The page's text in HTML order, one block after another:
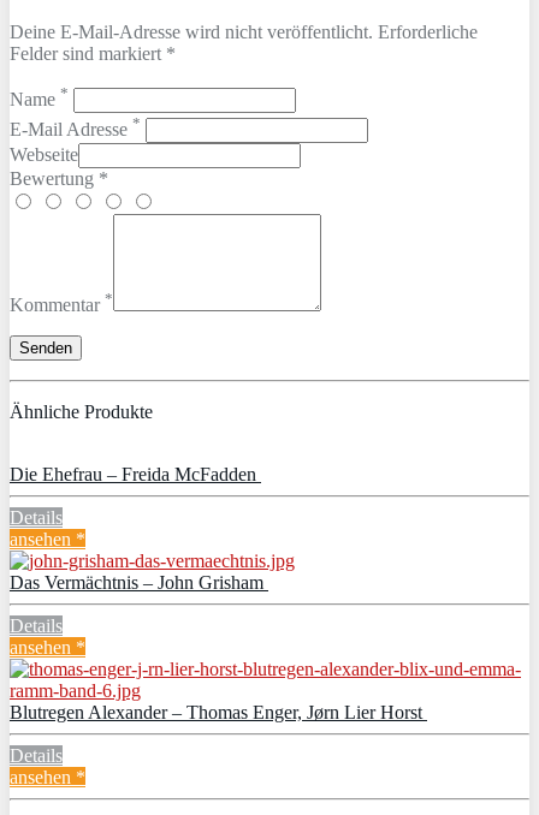
Deine E-Mail-Adresse wird nicht veröffentlicht. Erforderliche
Felder sind markiert *
Name *
E-Mail Adresse *
Webseite
Bewertung *
Kommentar *
Ähnliche Produkte
Die Ehefrau – Freida McFadden
Details
ansehen *
Das Vermächtnis – John Grisham
Details
ansehen *
Blutregen Alexander – Thomas Enger, Jørn Lier Horst
Details
ansehen *